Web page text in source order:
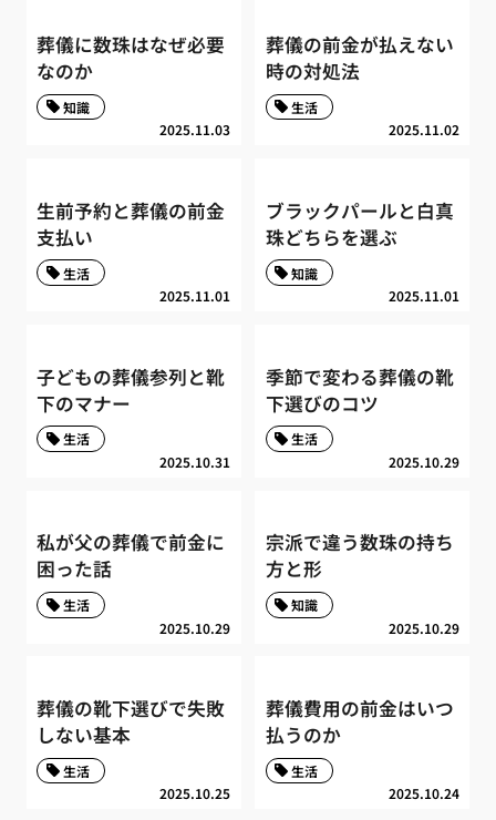
葬儀に数珠はなぜ必要
なのか
2025.11.03
知識
葬儀の前金が払えない
時の対処法
2025.11.02
生活
生前予約と葬儀の前金
支払い
2025.11.01
生活
ブラックパールと白真
珠どちらを選ぶ
2025.11.01
知識
子どもの葬儀参列と靴
下のマナー
2025.10.31
生活
季節で変わる葬儀の靴
下選びのコツ
2025.10.29
生活
私が父の葬儀で前金に
困った話
2025.10.29
生活
宗派で違う数珠の持ち
方と形
2025.10.29
知識
葬儀の靴下選びで失敗
しない基本
2025.10.25
生活
葬儀費用の前金はいつ
払うのか
2025.10.24
生活